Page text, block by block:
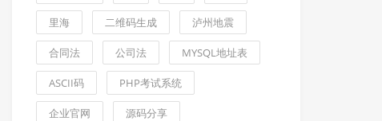
里海 二维码生成 泸州地震
合同法 公司法 MYSQL地址表
ASCII码 PHP考试系统
企业官网 源码分享